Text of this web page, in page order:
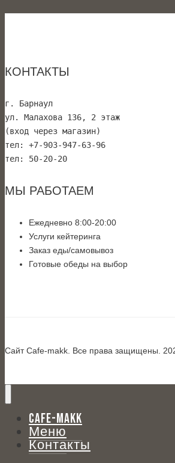
КОНТАКТЫ
г. Барнаул
ул. Малахова 136, 2 этаж
(вход через магазин)
тел: +7-903-947-63-96
тел: 50-20-20
МЫ РАБОТАЕМ
Ежедневно 8:00-20:00
Услуги кейтеринга
Заказ еды/самовывоз
Готовые обеды на выбор
Сайт Cafe-makk. Все права защищены.
CAFE-MAKK
Меню
Контакты